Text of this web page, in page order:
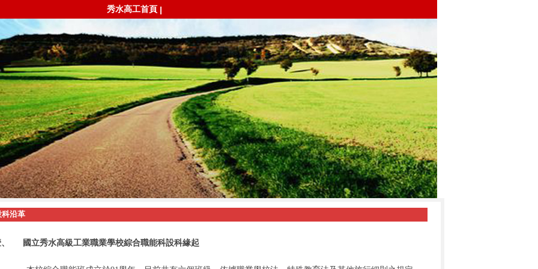
秀水高工首頁 |
科沿革
國立秀水高級工業職業學校綜合職能科設科緣起